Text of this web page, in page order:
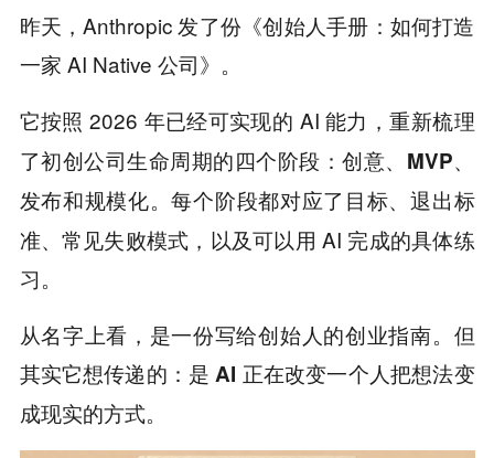
昨天，Anthropic 发了份《创始人手册：如何打造
一家 AI Native 公司》。
它按照 2026 年已经可实现的 AI 能力，重新梳理
了初创公司生命周期的四个阶段：创意、MVP、
发布和规模化。每个阶段都对应了目标、退出标
准、常见失败模式，以及可以用 AI 完成的具体练
习。
从名字上看，是一份写给创始人的创业指南。但
其实它想传递的： 是 AI 正在改变一个人把想法变
成现实的方式。